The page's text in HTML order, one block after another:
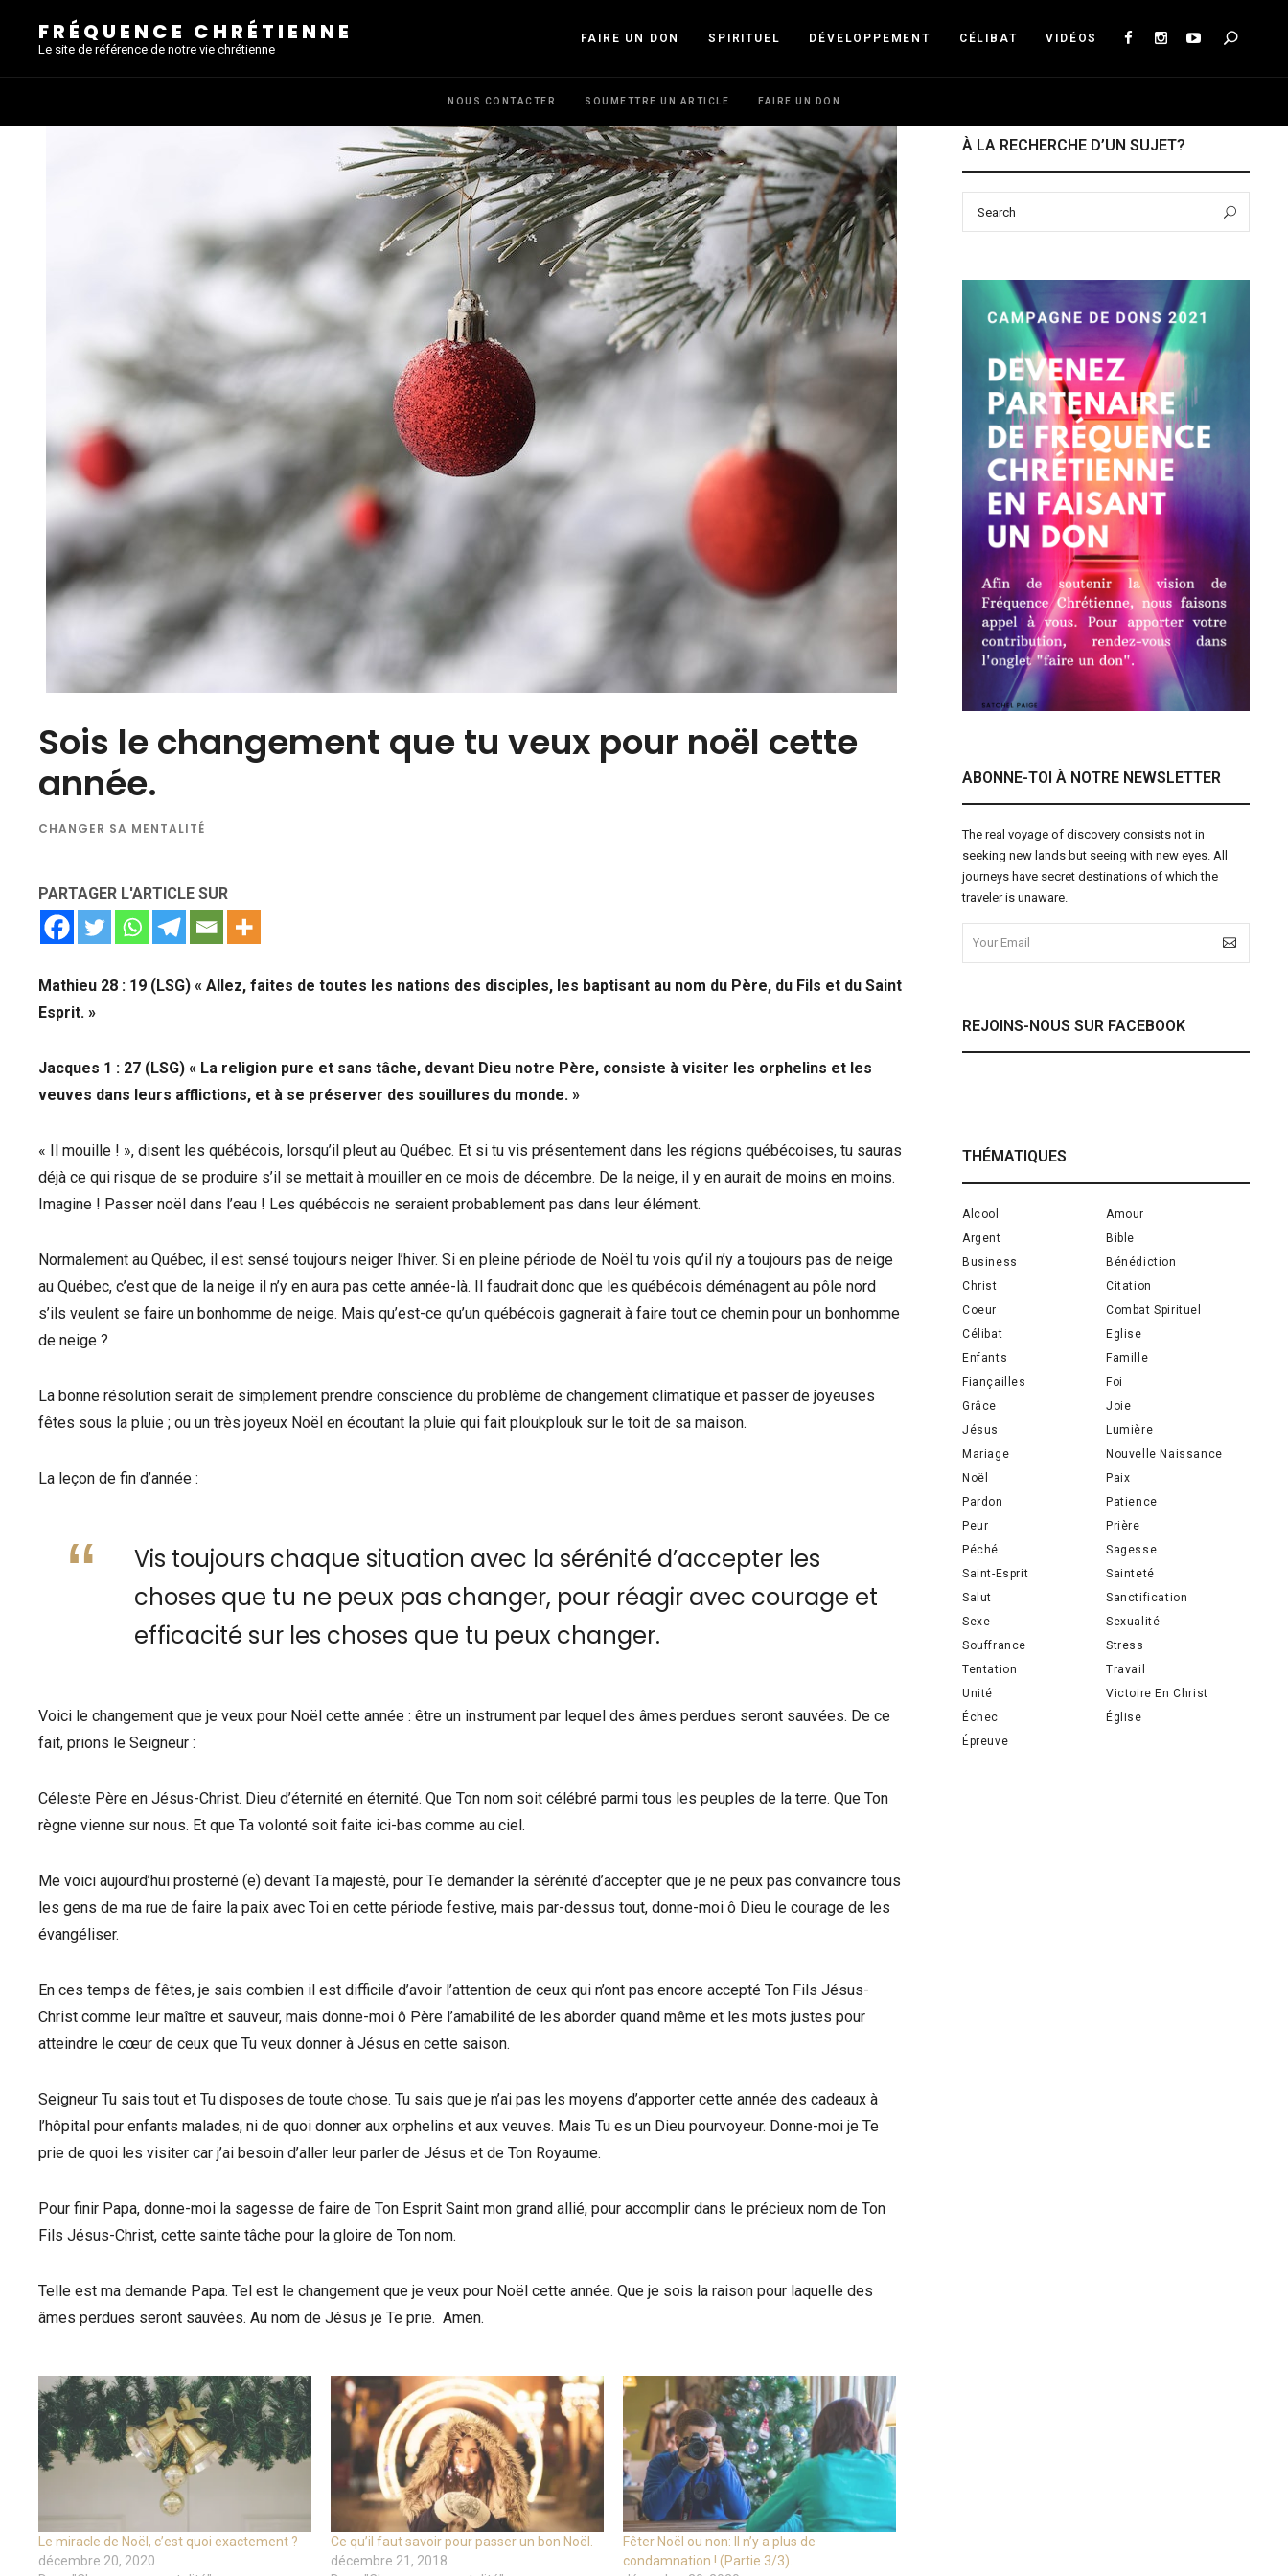
FRÉQUENCE CHRÉTIENNE
Le site de référence de notre vie chrétienne
FAIRE UN DON SPIRITUEL DÉVELOPPEMENT CÉLIBAT VIDÉOS
NOUS CONTACTER SOUMETTRE UN ARTICLE FAIRE UN DON
Sois le changement que tu veux pour noël cette
année.
CHANGER SA MENTALITÉ
PARTAGER L'ARTICLE SUR
Mathieu 28 : 19 (LSG) « Allez, faites de toutes les nations des disciples, les baptisant au nom du Père, du Fils et du Saint
Esprit. »
Jacques 1 : 27 (LSG) « La religion pure et sans tâche, devant Dieu notre Père, consiste à visiter les orphelins et les
veuves dans leurs afflictions, et à se préserver des souillures du monde. »
« Il mouille ! », disent les québécois, lorsqu’il pleut au Québec. Et si tu vis présentement dans les régions québécoises, tu sauras
déjà ce qui risque de se produire s’il se mettait à mouiller en ce mois de décembre. De la neige, il y en aurait de moins en moins.
Imagine ! Passer noël dans l’eau ! Les québécois ne seraient probablement pas dans leur élément.
Normalement au Québec, il est sensé toujours neiger l’hiver. Si en pleine période de Noël tu vois qu’il n’y a toujours pas de neige
au Québec, c’est que de la neige il n’y en aura pas cette année-là. Il faudrait donc que les québécois déménagent au pôle nord
s’ils veulent se faire un bonhomme de neige. Mais qu’est-ce qu’un québécois gagnerait à faire tout ce chemin pour un bonhomme
de neige ?
La bonne résolution serait de simplement prendre conscience du problème de changement climatique et passer de joyeuses
fêtes sous la pluie ; ou un très joyeux Noël en écoutant la pluie qui fait ploukplouk sur le toit de sa maison.
La leçon de fin d’année :
Vis toujours chaque situation avec la sérénité d’accepter les
choses que tu ne peux pas changer, pour réagir avec courage et
efficacité sur les choses que tu peux changer.
Voici le changement que je veux pour Noël cette année : être un instrument par lequel des âmes perdues seront sauvées. De ce
fait, prions le Seigneur :
Céleste Père en Jésus-Christ. Dieu d’éternité en éternité. Que Ton nom soit célébré parmi tous les peuples de la terre. Que Ton
règne vienne sur nous. Et que Ta volonté soit faite ici-bas comme au ciel.
Me voici aujourd’hui prosterné (e) devant Ta majesté, pour Te demander la sérénité d’accepter que je ne peux pas convaincre tous
les gens de ma rue de faire la paix avec Toi en cette période festive, mais par-dessus tout, donne-moi ô Dieu le courage de les
évangéliser.
En ces temps de fêtes, je sais combien il est difficile d’avoir l’attention de ceux qui n’ont pas encore accepté Ton Fils Jésus-
Christ comme leur maître et sauveur, mais donne-moi ô Père l’amabilité de les aborder quand même et les mots justes pour
atteindre le cœur de ceux que Tu veux donner à Jésus en cette saison.
Seigneur Tu sais tout et Tu disposes de toute chose. Tu sais que je n’ai pas les moyens d’apporter cette année des cadeaux à
l’hôpital pour enfants malades, ni de quoi donner aux orphelins et aux veuves. Mais Tu es un Dieu pourvoyeur. Donne-moi je Te
prie de quoi les visiter car j’ai besoin d’aller leur parler de Jésus et de Ton Royaume.
Pour finir Papa, donne-moi la sagesse de faire de Ton Esprit Saint mon grand allié, pour accomplir dans le précieux nom de Ton
Fils Jésus-Christ, cette sainte tâche pour la gloire de Ton nom.
Telle est ma demande Papa. Tel est le changement que je veux pour Noël cette année. Que je sois la raison pour laquelle des
âmes perdues seront sauvées. Au nom de Jésus je Te prie. Amen.
Le miracle de Noël, c’est quoi exactement ?
décembre 20, 2020
Ce qu’il faut savoir pour passer un bon Noël.
décembre 21, 2018
Fêter Noël ou non: Il n’y a plus de
condamnation ! (Partie 3/3).
À LA RECHERCHE D’UN SUJET?
ABONNE-TOI À NOTRE NEWSLETTER
The real voyage of discovery consists not in
seeking new lands but seeing with new eyes. All
journeys have secret destinations of which the
traveler is unaware.
REJOINS-NOUS SUR FACEBOOK
THÉMATIQUES
Alcool
Amour
Argent
Bible
Business
Bénédiction
Christ
Citation
Coeur
Combat Spirituel
Célibat
Eglise
Enfants
Famille
Fiançailles
Foi
Grâce
Joie
Jésus
Lumière
Mariage
Nouvelle Naissance
Noël
Paix
Pardon
Patience
Peur
Prière
Péché
Sagesse
Saint-Esprit
Sainteté
Salut
Sanctification
Sexe
Sexualité
Souffrance
Stress
Tentation
Travail
Unité
Victoire En Christ
Échec
Église
Épreuve